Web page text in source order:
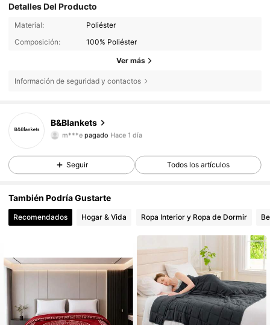
Detalles Del Producto
Material:
Poliéster
Composición:
100% Poliéster
Ver más
Información de seguridad y contactos
B&Blankets
3,00
m***epagado Hace 1 día
3,00
3,00
Seguir Todos los artículos
También Podría Gustarte
Recomendados Hogar & Vida Ropa Interior y Ropa de Dormir